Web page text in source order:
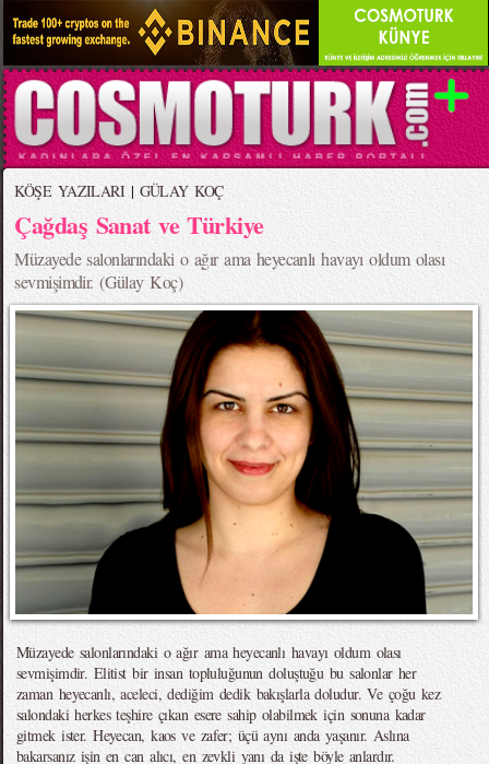
KÖŞE YAZILARI| GÜLAY KOÇ
Çağdaş Sanat ve Türkiye
Müzayede salonlarındaki o ağır ama heyecanlı havayı oldum olası
sevmişimdir. (Gülay Koç)
Müzayede salonlarındaki o ağır ama heyecanlı havayı oldum olası
sevmişimdir. Elitist bir insan topluluğunun doluştuğu bu salonlar her
zaman heyecanlı, aceleci, dediğim dedik bakışlarla doludur. Ve çoğu kez
salondaki herkes teşhire çıkan esere sahip olabilmek için sonuna kadar
gitmek ister. Heyecan, kaos ve zafer; üçü aynı anda yaşanır. Aslına
bakarsanız işin en can alıcı, en zevkli yanı da işte böyle anlardır.